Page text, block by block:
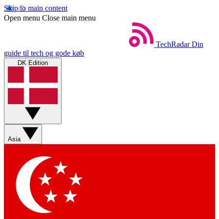
Skip to main content
Open menu Close main menu
TechRadar Din
guide til tech og gode køb
DK Edition
Asia